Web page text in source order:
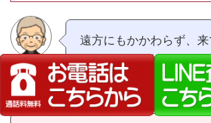
遠方にもかかわらず、来
がとう。備前焼の説明
た。（広島県70代男性）